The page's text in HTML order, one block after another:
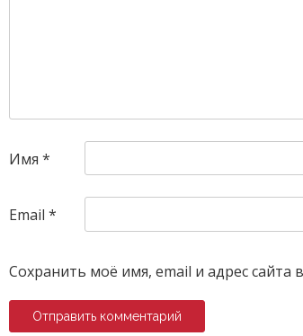
Имя *
Email *
Сохранить моё имя, email и адрес